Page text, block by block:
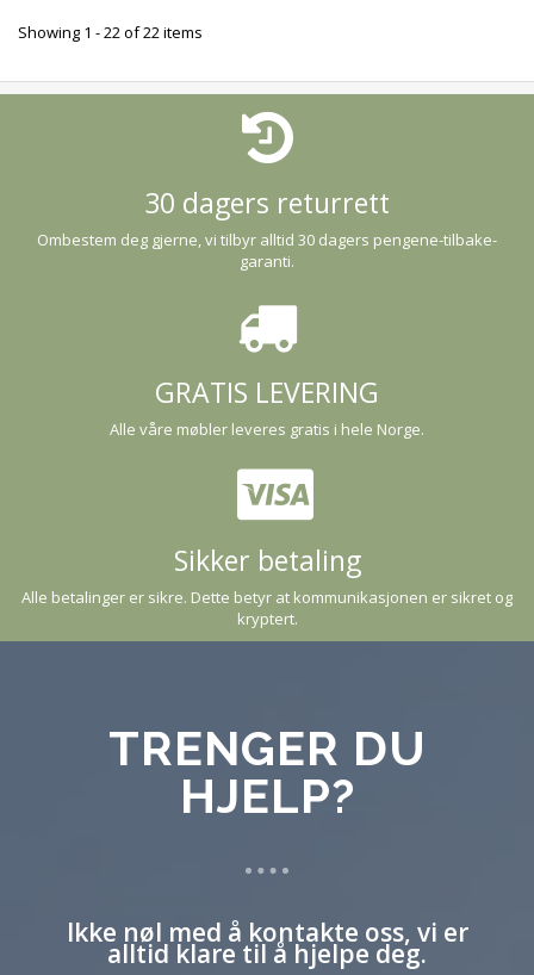
Showing 1 - 22 of 22 items
30 dagers returrett
Ombestem deg gjerne, vi tilbyr alltid 30 dagers pengene-tilbake-
garanti.
GRATIS LEVERING
Alle våre møbler leveres gratis i hele Norge.
Sikker betaling
Alle betalinger er sikre. Dette betyr at kommunikasjonen er sikret og
kryptert.
TRENGER DU
HJELP?
Ikke nøl med å kontakte oss, vi er
alltid klare til å hjelpe deg.